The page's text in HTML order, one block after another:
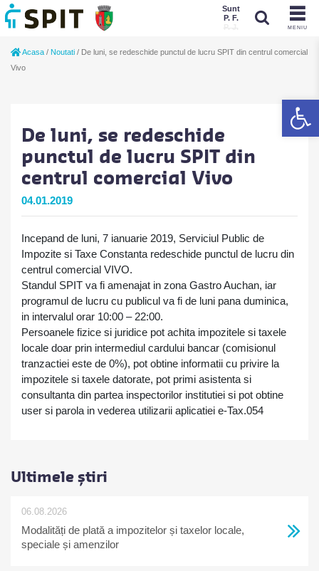
MENIU
Sunt
P. F.
P. J.
Acasa / Noutati / De luni, se redeschide punctul de lucru SPIT din centrul comercial
Vivo
De luni, se redeschide
punctul de lucru SPIT din
centrul comercial Vivo
04.01.2019
Incepand de luni, 7 ianuarie 2019, Serviciul Public de
Impozite si Taxe Constanta redeschide punctul de lucru din
centrul comercial VIVO.
Standul SPIT va fi amenajat in zona Gastro Auchan, iar
programul de lucru cu publicul va fi de luni pana duminica,
in intervalul orar 10:00 – 22:00.
Persoanele fizice si juridice pot achita impozitele si taxele
locale doar prin intermediul cardului bancar (comisionul
tranzactiei este de 0%), pot obtine informatii cu privire la
impozitele si taxele datorate, pot primi asistenta si
consultanta din partea inspectorilor institutiei si pot obtine
user si parola in vederea utilizarii aplicatiei e-Tax.054
Ultimele știri
06.08.2026
Modalități de plată a impozitelor și taxelor locale,
speciale și amenzilor